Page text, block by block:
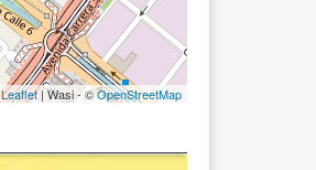
Leaflet| Wasi - ©OpenStreetMap